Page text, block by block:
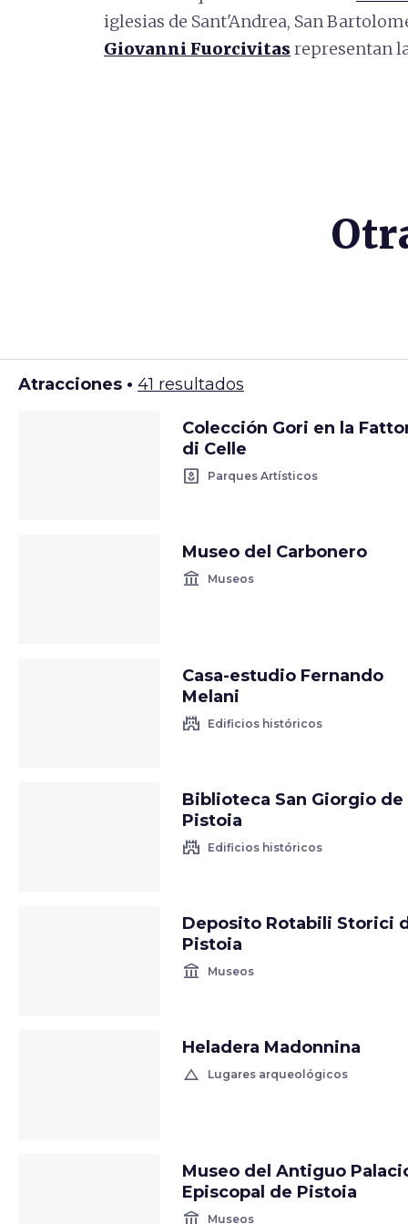
iglesias de Sant'Andrea, San
Giovanni Fuorcivitasrepresentan
Atracciones • 41 resultados
Colección Gori en la
di Celle
yard Parques Artísticos
Museo del Carbonero
account_balance Museos
Casa-estudio Fernando
Melani
castle Edificios históricos
Biblioteca San Giorgio de
Pistoia
castle Edificios históricos
Deposito Rotabili Storici
Pistoia
account_balance Museos
Heladera Madonnina
change_history Lugares arqueológicos
Museo del Antiguo
Episcopal de Pistoia
account_balance Museos